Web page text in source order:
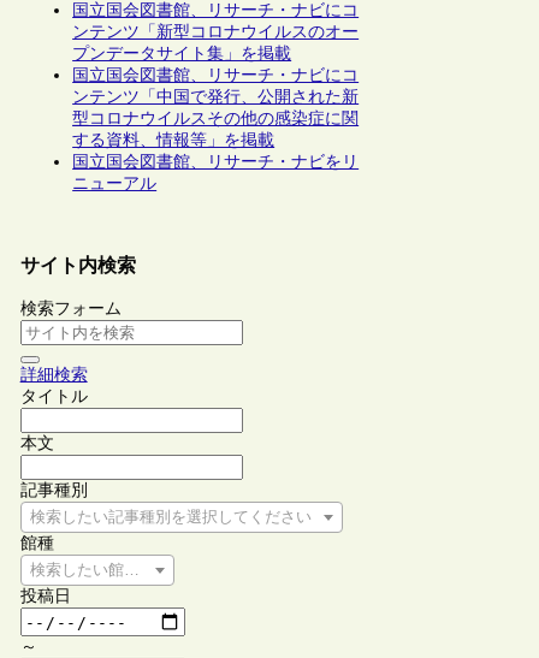
国立国会図書館、リサーチ・ナビにコ
ンテンツ「新型コロナウイルスのオー
プンデータサイト集」を掲載
国立国会図書館、リサーチ・ナビにコ
ンテンツ「中国で発行、公開された新
型コロナウイルスその他の感染症に関
する資料、情報等」を掲載
国立国会図書館、リサーチ・ナビをリ
ニューアル
サイト内検索
検索フォーム
詳細検索
タイトル
本文
記事種別
検索したい記事種別を選択してください
館種
検索したい館種を選択してください
投稿日
～